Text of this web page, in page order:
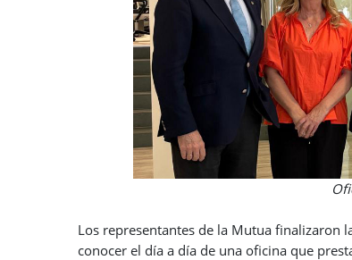
Oficina de PSN
Los representantes de la Mutua finalizaron
conocer el día a día de una oficina que